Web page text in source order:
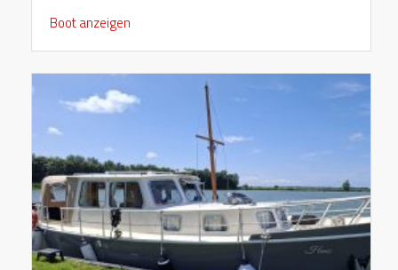
Boot anzeigen